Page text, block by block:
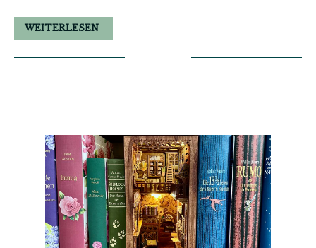
WEITERLESEN